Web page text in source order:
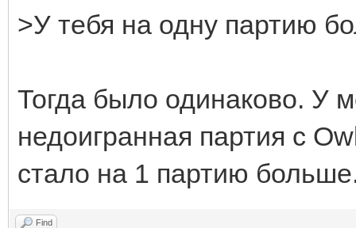
>У тебя на одну партию
Тогда было одинаково. У
недоигранная партия с
стало на 1 партию
Find